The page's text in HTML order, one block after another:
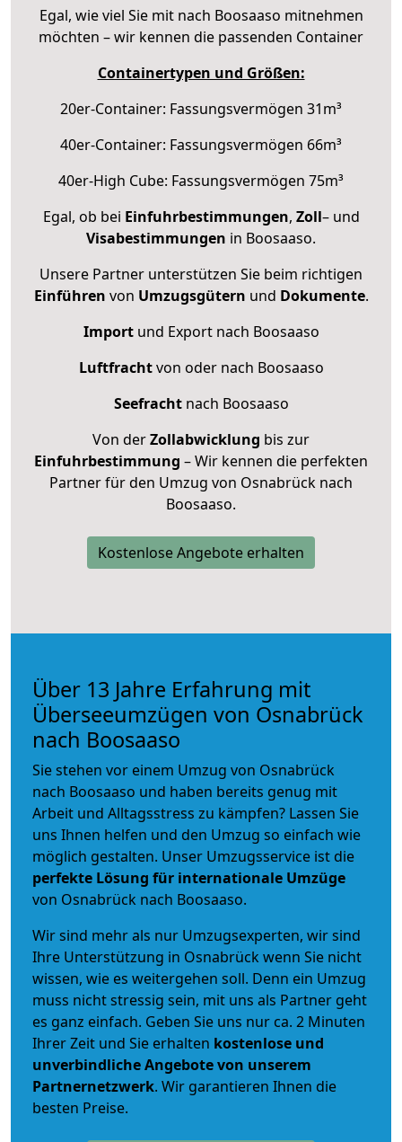
Egal, wie viel Sie mit nach Boosaaso mitnehmen
möchten – wir kennen die passenden Container
Containertypen und Größen:
20er-Container: Fassungsvermögen 31m³
40er-Container: Fassungsvermögen 66m³
40er-High Cube: Fassungsvermögen 75m³
Egal, ob bei Einfuhrbestimmungen, Zoll– und
Visabestimmungen in Boosaaso.
Unsere Partner unterstützen Sie beim richtigen
Einführen von Umzugsgütern und Dokumente.
Importund Export nach Boosaaso
Luftfrachtvon oder nach Boosaaso
Seefrachtnach Boosaaso
Von derZollabwicklung bis zur
Einfuhrbestimmung – Wir kennen die perfekten
Partner für den Umzug von Osnabrück nach
Boosaaso.
Kostenlose Angebote erhalten
Über 13 Jahre Erfahrung mit
Überseeumzügen von Osnabrück
nach Boosaaso
Sie stehen vor einem Umzug von Osnabrück
nach Boosaaso und haben bereits genug mit
Arbeit und Alltagsstress zu kämpfen? Lassen Sie
uns Ihnen helfen und den Umzug so einfach wie
möglich gestalten. Unser Umzugsservice ist die
perfekte Lösung für internationale Umzüge
von Osnabrück nach Boosaaso.
Wir sind mehr als nur Umzugsexperten, wir sind
Ihre Unterstützung in Osnabrück wenn Sie nicht
wissen, wie es weitergehen soll. Denn ein Umzug
muss nicht stressig sein, mit uns als Partner geht
es ganz einfach. Geben Sie uns nur ca. 2 Minuten
Ihrer Zeit und Sie erhalten kostenlose und
unverbindlicheAngebote von unserem
Partnernetzwerk. Wir garantieren Ihnen die
besten Preise.